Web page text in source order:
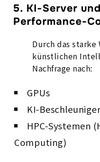
5. KI-Server
Performance-
Durch das starke
künstlichen
Nachfrage nach:
GPUs
KI-
HPC-Systemen
Computing)